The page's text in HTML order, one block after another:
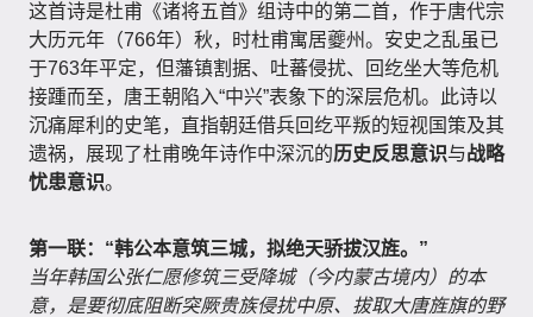
这首诗是杜甫《诸将五首》组诗中的第二首，作于唐代宗
大历元年（766年）秋，时杜甫寓居夔州。安史之乱虽已
于763年平定，但藩镇割据、吐蕃侵扰、回纥坐大等危机
接踵而至，唐王朝陷入“中兴”表象下的深层危机。此诗以
沉痛犀利的史笔，直指朝廷借兵回纥平叛的短视国策及其
遗祸，展现了杜甫晚年诗作中深沉的历史反思意识与战略
忧患意识。
第一联：“韩公本意筑三城，拟绝天骄拔汉旌。”
当年韩国公张仁愿修筑三受降城（今内蒙古境内）的本
意，是要彻底阻断突厥贵族侵扰中原、拔取大唐旌旗的野